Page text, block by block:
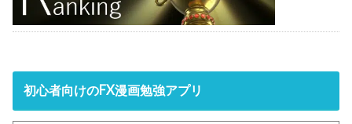
初心者向けのFX漫画勉強アプリ